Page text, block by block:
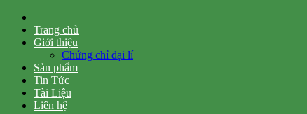
Trang chủ
Giới thiệu
Chứng chỉ đại lí
Sản phẩm
Tin Tức
Tài Liệu
Liên hệ